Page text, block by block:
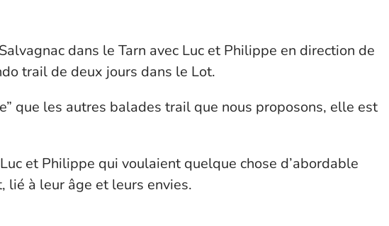
dans le Tarn avec Luc et Philippe en direction de
trail de deux jours dans le Lot.
que les autres balades trail que nous proposons, elle est
et Philippe qui voulaient quelque chose d’abordable
lié à leur âge et leurs envies.